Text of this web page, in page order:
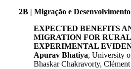
2B | Migração e
EXPECTED BENEFITS
MIGRATION FOR
EXPERIMENTAL
Apurav Bhatiya, University
Bhaskar Chakravorty,